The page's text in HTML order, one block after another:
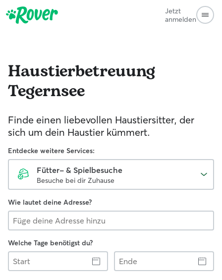
Jetzt
anmelden
Haustierbetreuung
Tegernsee
Finde einen liebevollen Haustiersitter, der
sich um dein Haustier kümmert.
Entdecke weitere Services:
Fütter- & Spielbesuche
Besuche bei dir Zuhause
Wie lautet deine Adresse?
Welche Tage benötigst du?
Start
Ende